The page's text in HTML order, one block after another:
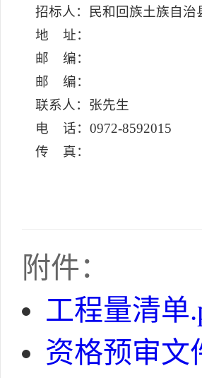
招标人：民和回族土族自治
地 址：
邮 编：
邮 编：
联系人：张先生
电 话：0972-8592015
传 真：
附件：
工程量清单
资格预审文